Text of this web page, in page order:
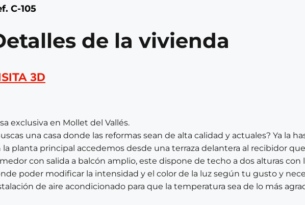
C-105
de la vivienda
3D
exclusiva en Mollet del Vallés.
una casa donde las reformas sean de alta calidad y actuales? Ya la
la planta principal accedemos desde una terraza delantera al recibidor
con salida a balcón amplio, este dispone de techo a dos alturas
poder modificar la intensidad y el color de la luz según tu gusto y
de aire acondicionado para que la temperatura sea de lo más